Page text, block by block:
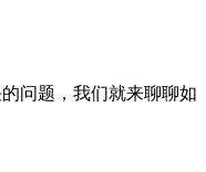
问题，我们就来聊聊如